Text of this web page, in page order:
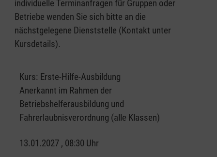
individuelle Terminanfragen für Gruppen oder
Betriebe wenden Sie sich bitte an die
nächstgelegene Dienststelle (Kontakt unter
Kursdetails).
Kurs: Erste-Hilfe-Ausbildung
Anerkannt im Rahmen der
Betriebshelferausbildung und
Fahrerlaubnisverordnung (alle Klassen)
13.01.2027 , 08:30 Uhr